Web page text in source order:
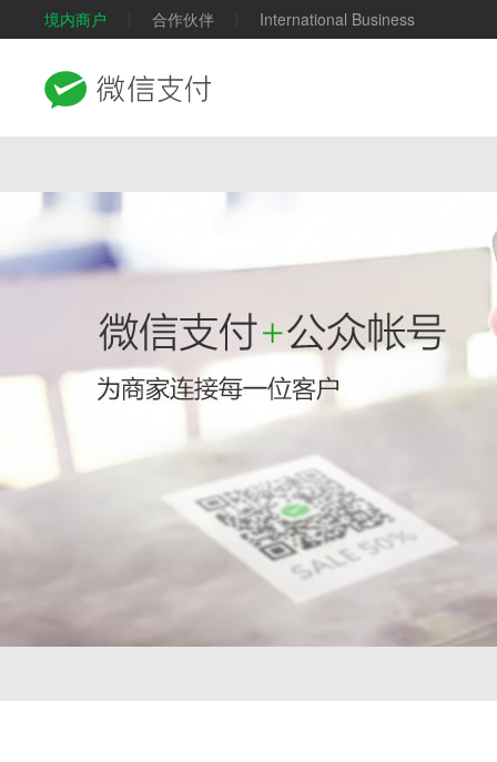
境内商户 合作伙伴 International Business